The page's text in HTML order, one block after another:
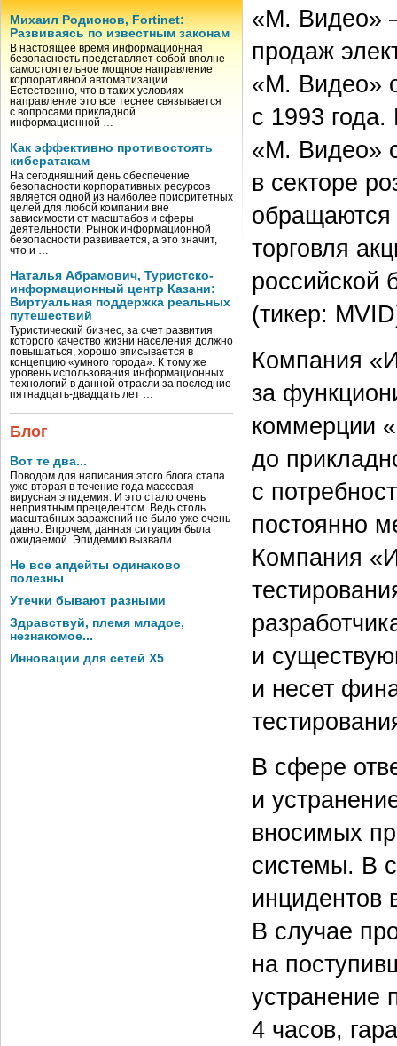
Михаил Родионов, Fortinet:
Развиваясь по известным законам
В настоящее время информационная
безопасность представляет собой вполне
самостоятельное мощное направление
корпоративной автоматизации.
Естественно, что в таких условиях
направление это все теснее связывается
с вопросами прикладной
информационной …
Как эффективно противостоять
кибератакам
На сегодняшний день обеспечение
безопасности корпоративных ресурсов
является одной из наиболее приоритетных
целей для любой компании вне
зависимости от масштабов и сферы
деятельности. Рынок информационной
безопасности развивается, а это значит,
что и …
Наталья Абрамович, Туристско-
информационный центр Казани:
Виртуальная поддержка реальных
путешествий
Туристический бизнес, за счет развития
которого качество жизни населения должно
повышаться, хорошо вписывается в
концепцию «умного города». К тому же
уровень использования информационных
технологий в данной отрасли за последние
пятнадцать-двадцать лет …
Блог
Вот те два...
Поводом для написания этого блога стала
уже вторая в течение года массовая
вирусная эпидемия. И это стало очень
неприятным прецедентом. Ведь столь
масштабных заражений не было уже очень
давно. Впрочем, данная ситуация была
ожидаемой. Эпидемию вызвали …
Не все апдейты одинаково
полезны
Утечки бывают разными
Здравствуй, племя младое,
незнакомое...
Инновации для сетей X5
«М. Видео»
продаж
«М. Видео»
с 1993
«М. Видео»
в секторе
торговля
российской
(тикер:
Компания
за
коммерции
до
с
постоянно
Компания
и
и несет
В сфере
и
вносимых
системы. В
инцидентов
В случае
на
устранение
4 часов,